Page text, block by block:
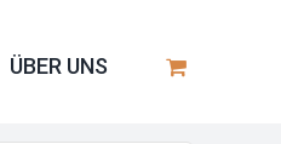
ÜBER UNS